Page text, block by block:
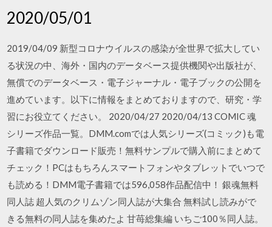
2020/05/01
2019/04/09 新型コロナウイルスの感染が全世界で拡大してい
る状況の中、海外・国内のデータベース提供機関や出版社が、
無償でのデータベース・電子ジャーナル・電子ブックの公開を
進めています。以下に情報をまとめておりますので、研究・学
習にお役立てください。 2020/04/27 2020/04/13 COMIC 魂
シリーズ作品一覧。DMM.comでは人気シリーズ(コミック)も電
子書籍でダウンロード販売！無料サンプルで購入前にまとめて
チェック！PCはもちろんスマートフォンやタブレットでいつで
も読める！DMM電子書籍では596,058作品配信中！ 銀魂無料
同人誌 超人気のクリムゾン同人誌が大集合 無料試し読みがで
きる無料の同人誌を集めたよ 甘苺総集編 いちご100％同人誌。